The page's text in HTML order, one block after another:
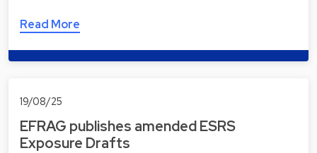
Read More
19/08/25
EFRAG publishes amended ESRS
Exposure Drafts